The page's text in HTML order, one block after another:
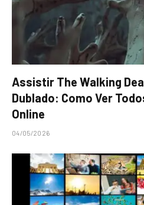
Assistir The Walking
Dublado: Como Ver
Online
04/05/2026